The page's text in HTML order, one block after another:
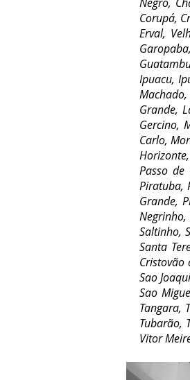
Corupá,
Erval,
Ipuacu,
Grande,
Gercino,
Carlo,
Passo de
Piratuba,
Grande,
Saltinho,
Santa
Cristovão
Sao
Sao
Tangara,
Tubarão,
Vitor